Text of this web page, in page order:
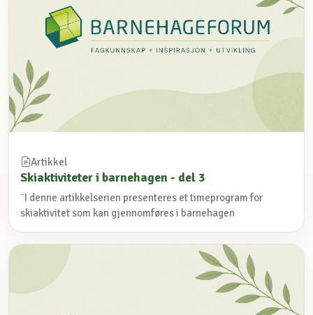
Artikkel
Skiaktiviteter i barnehagen - del 3
¨I denne artikkelserien presenteres et timeprogram for
skiaktivitet som kan gjennomføres i barnehagen